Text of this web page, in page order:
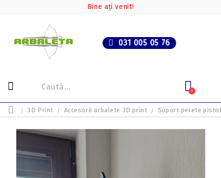
Bine ați venit!
031 005 05 76
0
3D Print Accesorii arbalete 3D print Suport perete